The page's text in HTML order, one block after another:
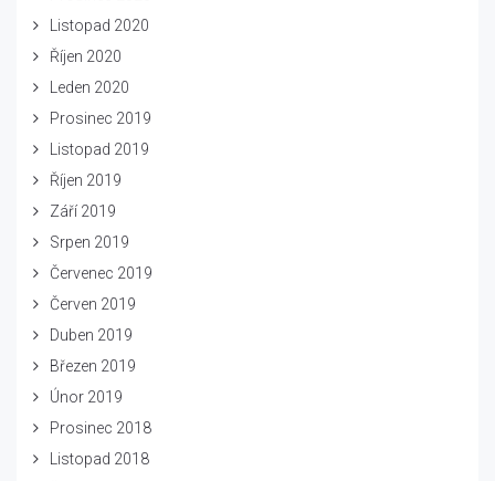
Listopad 2020
Říjen 2020
Leden 2020
Prosinec 2019
Listopad 2019
Říjen 2019
Září 2019
Srpen 2019
Červenec 2019
Červen 2019
Duben 2019
Březen 2019
Únor 2019
Prosinec 2018
Listopad 2018